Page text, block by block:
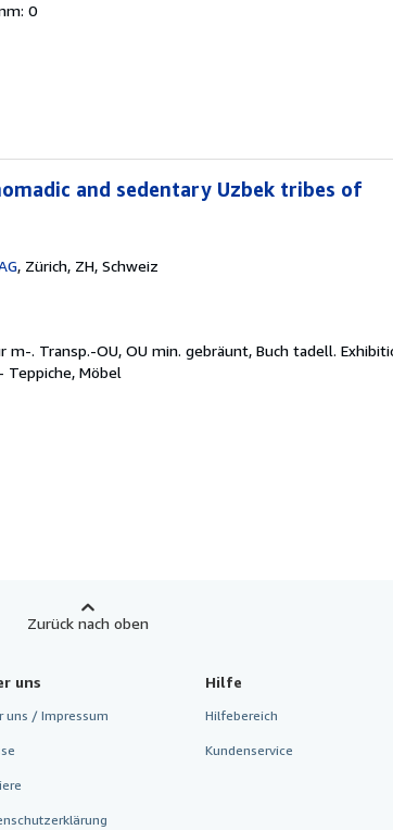
0
and sedentary Uzbek tribes of
, Zürich, ZH, Schweiz
m-. Transp.-OU, OU min. gebräunt, Buch tadell.
Teppiche, Möbel
Zurück nach oben
uns
uns / Impressum
Hilfe
Hilfebereich
Kundenservice